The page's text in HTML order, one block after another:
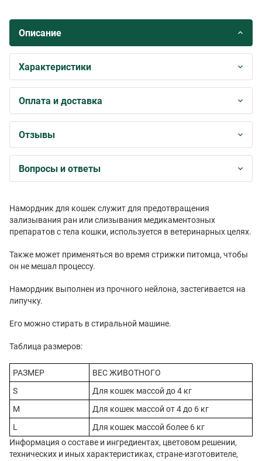
Описание
Характеристики
Оплата и доставка
Отзывы
Вопросы и ответы
Намордник для кошек служит для предотвращения
зализывания ран или слизывания медикаментозных
препаратов с тела кошки, используется в ветеринарных целях.
Также может применяться во время стрижки питомца, чтобы
он не мешал процессу.
Намордник выполнен из прочного нейлона, застегивается на
липучку.
Его можно стирать в стиральной машине.
Таблица размеров:
РАЗМЕР
ВЕС ЖИВОТНОГО
S
Для кошек массой до 4 кг
M
Для кошек массой от 4 до 6 кг
L
Для кошек массой более 6 кг
Информация о составе и ингредиентах, цветовом решении,
технических и иных характеристиках, стране-изготовителе,